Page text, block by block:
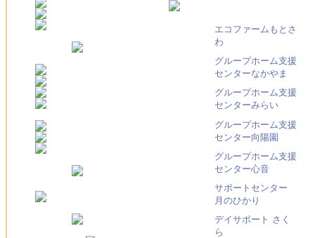
エコファームもとさ
わ
グループホーム支援
センターなかやま
グループホーム支援
センターみらい
グループホーム支援
センター向陽園
グループホーム支援
センター心音
サポートセンター
月のひかり
デイサポート さく
ら